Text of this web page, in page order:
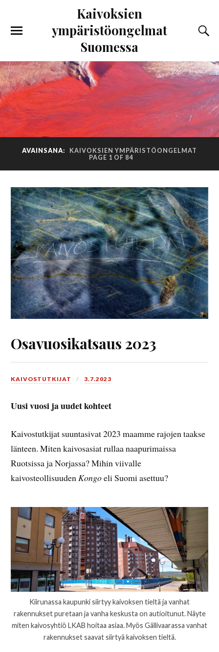
Kaivoksien
ympäristöongelmat
Suomessa
AVAINSANA:
KAIVOKSIEN YMPÄRISTÖONGELMAT
PAGE 1 OF 84
Osavuosikatsaus 2023
KAIVOSTUTKIJAT 3.7.2023
Uusi vuosi ja uudet kohteet
Kaivostutkijat suuntasivat 2023 maamme rajojen taakse
länteen. Miten kaivosasiat rullaa naapurimaissa
Ruotsissa ja Norjassa? Mihin viivalle
kaivosteollisuudenKongoeli Suomi asettuu?
Kiirunassa kaupunki siirtyy kaivoksen tieltä ja vanhat
rakennukset puretaan ja vanha keskusta on autioitunut. Näyte
miten kaivosyhtiö LKAB hoitaa asiaa. Myös Gällivaarassa vanhat
rakennukset saavat siirtyä kaivoksen tieltä.